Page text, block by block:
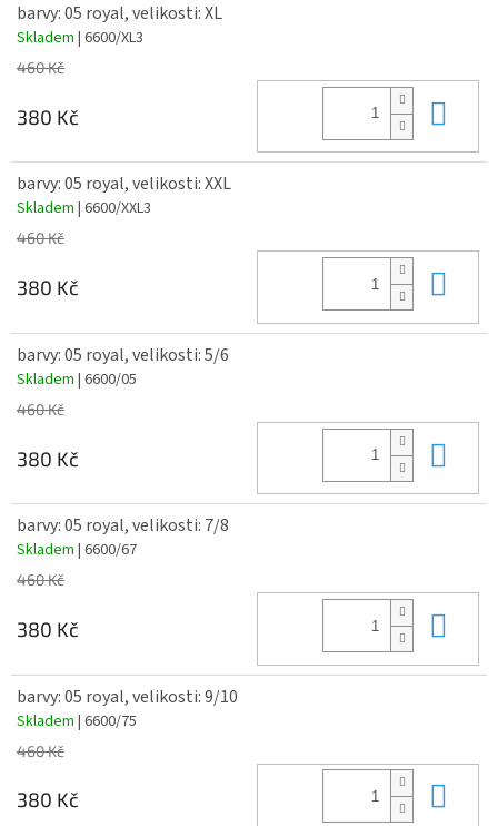
barvy: 05 royal, velikosti: XL
Skladem | 6600/XL3
460 Kč
380 Kč
barvy: 05 royal, velikosti: XXL
Skladem | 6600/XXL3
460 Kč
380 Kč
barvy: 05 royal, velikosti: 5/6
Skladem | 6600/05
460 Kč
380 Kč
barvy: 05 royal, velikosti: 7/8
Skladem | 6600/67
460 Kč
380 Kč
barvy: 05 royal, velikosti: 9/10
Skladem | 6600/75
460 Kč
380 Kč